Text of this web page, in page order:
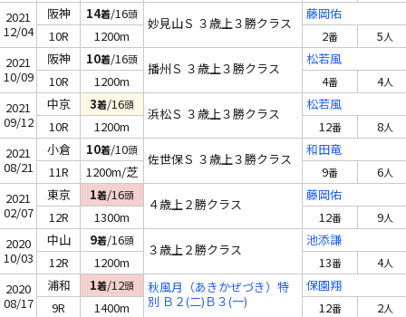
2021
12/04
阪神 14着/16頭
妙見山Ｓ ３歳上３勝クラス
藤岡佑
10R
1200m 2番 5人
2021
10/09
阪神 10着/16頭
播州Ｓ ３歳上３勝クラス
松若風
10R
1200m 4番 4人
2021
09/12
中京 3着/16頭
浜松Ｓ ３歳上３勝クラス
松若風
10R
1200m 12番 8人
2021
08/21
小倉 10着/10頭
佐世保Ｓ ３歳上３勝クラス
和田竜
11R
1200m/芝 9番 6人
2021
02/07
東京 1着/16頭
４歳上２勝クラス
藤岡佑
12R
1300m 12番 9人
2020
10/03
中山 9着/16頭
３歳上２勝クラス
池添謙
12R
1200m 13番 4人
2020
08/17
浦和 1着/12頭
秋風月（あきかぜづき）特
別 Ｂ２(二)Ｂ３(一)
保園翔
9R
1400m 12番 2人